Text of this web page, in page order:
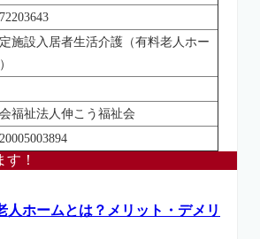
施設入居者生活介護（有料老人ホー
福祉法人伸こう福祉会
！
人ホームとは？メリット・デメリ